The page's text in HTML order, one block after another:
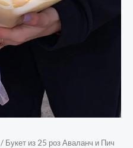
/ Букет из 25 роз Аваланч и Пич